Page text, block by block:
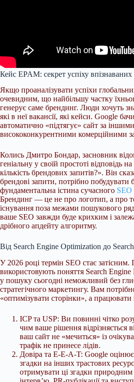
Кейс EPAM: секрет успіху впізнаваних
Якщо проаналізувати успіхи
очевидним, що найбільшу частку
генерує саме брендинг. Люди хочуть
які в неї вакансії, які кейси. Google
автоматично «підтягує» сайт за
висококонкурентними комерційними
Колись Дмитро Бондар, засновник
геніальну у своїй простоті відповідь
кількість брендових запитів?». Він
брендові запити, потрібно
фундаментальна істина сучасного SEO
Брендинг — це не про логотип, а про
існування поза межами пошукового
ваше SEO завжди буде крихким і
дрібного апдейту алгоритму.
Від Search Engine Optimization до
У 2026 році термін SEO стає затісним.
використовують поняття Search
у пошуку сьогодні неможливий без
стратегічного маркетингу. Вам
«оптимізувати сторінки», а
ICP та USP: Ви повинні чітко
чим ваше рішення відрізняється
ваш сайт не «мечиться» із
трафік не принесе лідів.
Довіра та E-E-A-T: Google
згадки на інших трастових
отримувати ці згадки